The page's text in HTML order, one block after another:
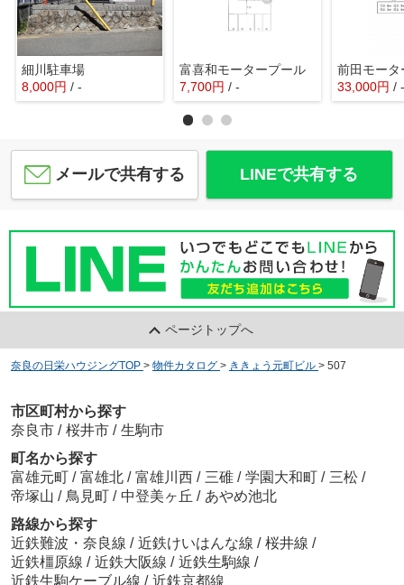
細川駐車場
8,000円 / -
富喜和モータープール
7,700円 / -
前田モータ
33,000円 / -
メールで共有する LINEで共有する
ページトップへ
奈良の日栄ハウジングTOP > 物件カタログ > ききょう元町ビル > 507
市区町村から探す
奈良市 / 桜井市 / 生駒市
町名から探す
富雄元町 / 富雄北 / 富雄川西 / 三碓 / 学園大和町 / 三松 /
帝塚山 / 鳥見町 / 中登美ヶ丘 / あやめ池北
路線から探す
近鉄難波・奈良線 / 近鉄けいはんな線 / 桜井線 /
近鉄橿原線 / 近鉄大阪線 / 近鉄生駒線 /
近鉄生駒ケーブル線 / 近鉄京都線